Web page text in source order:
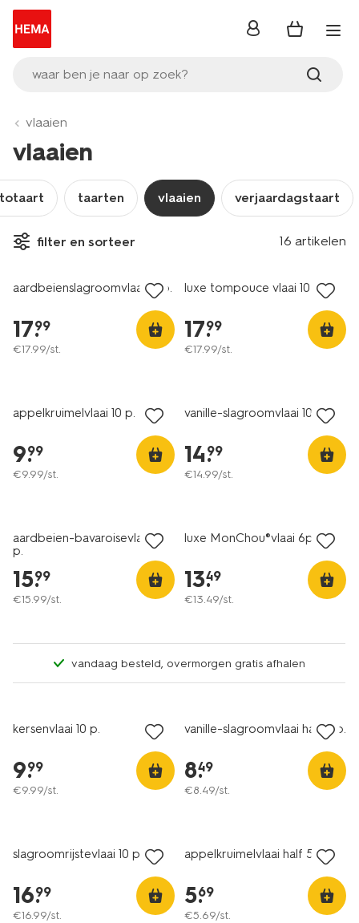
waar ben je naar op zoek?
inloggen
vlaaien
vlaaien
taarten vlaaien verjaardagstaart
filter en sorteer 16 artikelen
aardbeienslagroomvlaai 10 p.
17.
99
€17.99/st.
luxe tompouce vlaai 10 p.
17.
99
€17.99/st.
appelkruimelvlaai 10 p.
9.
99
€9.99/st.
vanille-slagroomvlaai 10 p.
14.
99
€14.99/st.
aardbeien-bavaroisevlaai 10
p.
15.
99
€15.99/st.
luxe MonChou®vlaai 6p.
13.
49
€13.49/st.
vandaag besteld, overmorgen gratis afhalen
kersenvlaai 10 p.
9.
99
€9.99/st.
vanille-slagroomvlaai half 5 p.
8.
49
€8.49/st.
slagroomrijstevlaai 10 p.
16.
99
€16.99/st.
appelkruimelvlaai half 5 p.
5.
69
€5.69/st.